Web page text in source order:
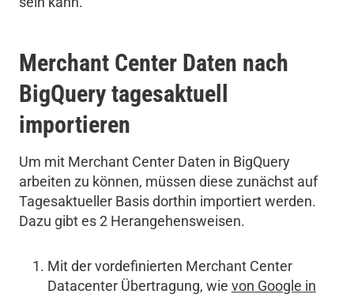
Merchant Center Daten nach
BigQuery tagesaktuell
importieren
Um mit Merchant Center Daten in BigQuery
arbeiten zu können, müssen diese zunächst auf
Tagesaktueller Basis dorthin importiert werden.
Dazu gibt es 2 Herangehensweisen.
Mit der vordefinierten Merchant Center
Datacenter Übertragung, wie von Google in